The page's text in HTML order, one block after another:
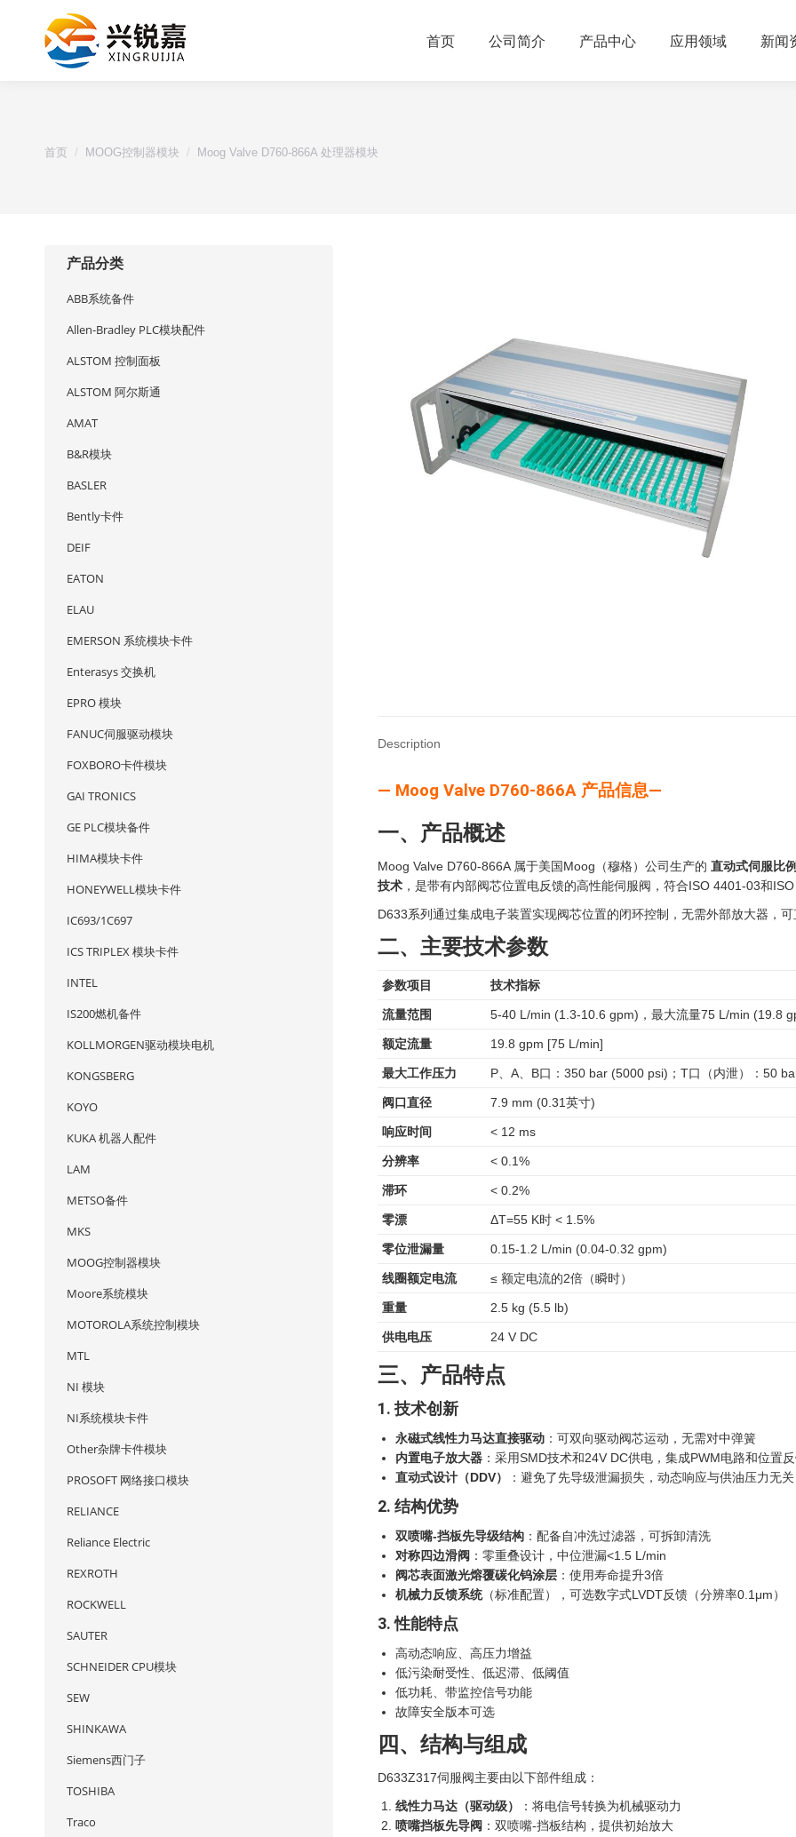
首页 公司简介 产品中心 应用领域 新闻
首页 MOOG控制器模块 Moog Valve D760-866A 处理器模块
Description
— Moog Valve D760-866A 产品信息—
一、产品概述
Moog Valve D760-866A 属于美国Moog（穆格）公司生产的 直动式伺服比
技术 ，是带有内部阀芯位置电反馈的高性能伺服阀，符合ISO 4401-03和
D633系列通过集成电子装置实现阀芯位置的闭环控制，无需外部放大器，
二、主要技术参数
参数项目 技术指标
流量范围 5-40 L/min (1.3-10.6 gpm)，最大流量75 L/min (19.8
额定流量 19.8 gpm [75 L/min]
最大工作压力 P、A、B口：350 bar (5000 psi)；T口（内泄）：50
阀口直径 7.9 mm (0.31英寸)
响应时间 < 12 ms
分辨率 < 0.1%
滞环 < 0.2%
零漂 ΔT=55 K时 < 1.5%
零位泄漏量 0.15-1.2 L/min (0.04-0.32 gpm)
线圈额定电流 ≤ 额定电流的2倍（瞬时）
重量 2.5 kg (5.5 lb)
供电电压 24 V DC
三、产品特点
1. 技术创新
永磁式线性力马达直接驱动 ：可双向驱动阀芯运动，无需对中弹簧
内置电子放大器 ：采用SMD技术和24V DC供电，集成PWM电路和位置
直动式设计（DDV）
‍：避免了先导级泄漏损失，动态响应与供油压力无关
2. 结构优势
双喷嘴-挡板先导级结构 ：配备自冲洗过滤器，可拆卸清洗
对称四边滑阀 ：零重叠设计，中位泄漏<1.5 L/min
阀芯表面激光熔覆碳化钨涂层 ：使用寿命提升3倍
机械力反馈系统（标准配置），可选数字式LVDT反馈（分辨率0.1μm）
3. 性能特点
高动态响应、高压力增益
低污染耐受性、低迟滞、低阈值
低功耗、带监控信号功能
故障安全版本可选
四、结构与组成
D633Z317伺服阀主要由以下部件组成：
线性力马达（驱动级）
‍：将电信号转换为机械驱动力
喷嘴挡板先导阀 ：双喷嘴-挡板结构，提供初始放大
产品分类
ABB系统备件
Allen-Bradley PLC模块配件
ALSTOM 控制面板
ALSTOM 阿尔斯通
AMAT
B&R模块
BASLER
Bently卡件
DEIF
EATON
ELAU
EMERSON 系统模块卡件
Enterasys 交换机
EPRO 模块
FANUC伺服驱动模块
FOXBORO卡件模块
GAI TRONICS
GE PLC模块备件
HIMA模块卡件
HONEYWELL模块卡件
IC693/1C697
ICS TRIPLEX 模块卡件
INTEL
IS200燃机备件
KOLLMORGEN驱动模块电机
KONGSBERG
KOYO
KUKA 机器人配件
LAM
METSO备件
MKS
MOOG控制器模块
Moore系统模块
MOTOROLA系统控制模块
MTL
NI 模块
NI系统模块卡件
Other杂牌卡件模块
PROSOFT 网络接口模块
RELIANCE
Reliance Electric
REXROTH
ROCKWELL
SAUTER
SCHNEIDER CPU模块
SEW
SHINKAWA
Siemens西门子
TOSHIBA
Traco